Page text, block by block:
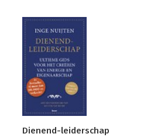
Dienend-leiderschap